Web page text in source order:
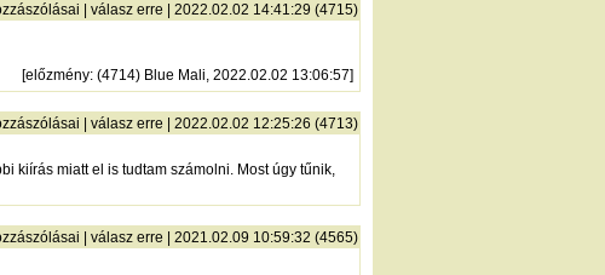
válasz erre | 2022.02.02 14:41:29 (4715)
[előzmény: (4714) Blue Mali, 2022.02.02 13:06:57]
válasz erre | 2022.02.02 12:25:26 (4713)
kiírás miatt el is tudtam számolni. Most úgy tűnik,
válasz erre | 2021.02.09 10:59:32 (4565)